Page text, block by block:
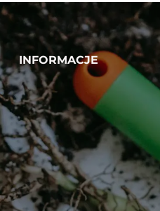
INFORMACJE